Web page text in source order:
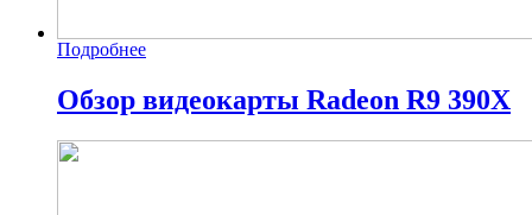
Подробнее
Обзор видеокарты Radeon R9 390X